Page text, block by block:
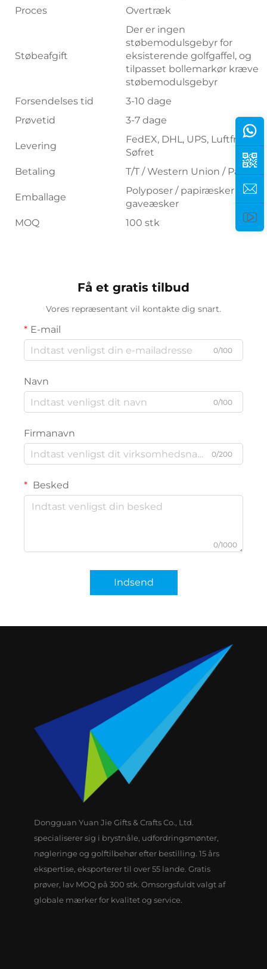
Proces
Overtræk
Støbeafgift
Der er ingen
støbemodulsgebyr for
eksisterende golfgaffel, og
tilpasset bollemarkør kræver
støbemodulsgebyr
Forsendelses tid
3-10 dage
Prøvetid
3-7 dage
Levering
FedEX, DHL, UPS, Luftfret,
Søfret
Betaling
T/T / Western Union / Paypal
Emballage
Polyposer / papiræsker /
gaveæsker
MOQ
100 stk
Få et gratis tilbud
Vores repræsentant vil kontakte dig snart.
E-mail
0/100
Navn
0/100
Firmanavn
0/200
Besked
0/1000
Indsend
Dongguan Yuan Jie Gifts & Crafts Co., Ltd.
specialiserer sig i brystnåle, udfordringsmønter,
nøgleringe og golftilbehør efter bestilling. 15 års
ekspertise, eksporterer til over 55 lande. Gratis
prøver, lav MOQ på 300 stk. Omsorgsfuldt valgt af
globale mærker for kvalitet og service.